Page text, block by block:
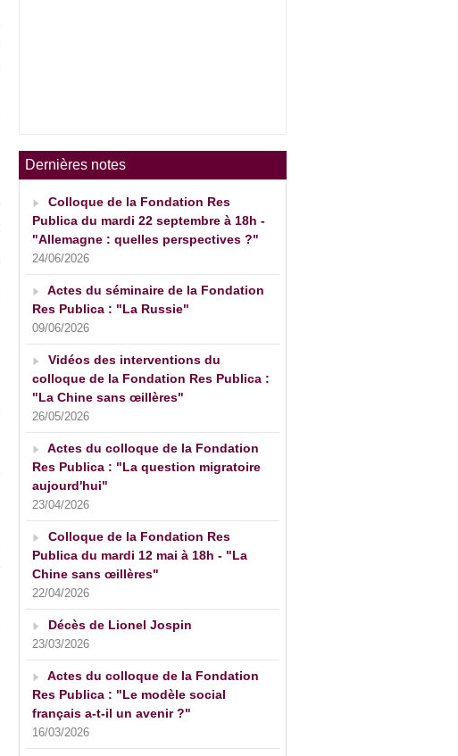
Dernières notes
Colloque de la Fondation Res
Publica du mardi 22 septembre à 18h -
"Allemagne : quelles perspectives ?"
24/06/2026
Actes du séminaire de la Fondation
Res Publica : "La Russie"
09/06/2026
Vidéos des interventions du
colloque de la Fondation Res Publica :
"La Chine sans œillères"
26/05/2026
Actes du colloque de la Fondation
Res Publica : "La question migratoire
aujourd'hui"
23/04/2026
Colloque de la Fondation Res
Publica du mardi 12 mai à 18h - "La
Chine sans œillères"
22/04/2026
Décès de Lionel Jospin
23/03/2026
Actes du colloque de la Fondation
Res Publica : "Le modèle social
français a-t-il un avenir ?"
16/03/2026